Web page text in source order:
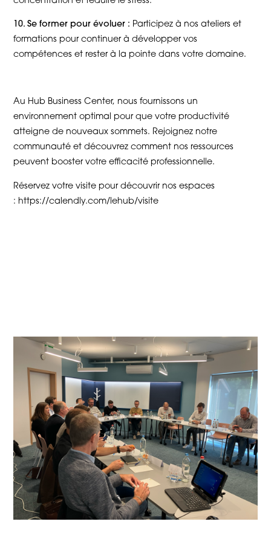
10. Se former pour évoluer : Participez à nos ateliers et
formations pour continuer à développer vos
compétences et rester à la pointe dans votre domaine.
Au Hub Business Center, nous fournissons un
environnement optimal pour que votre productivité
atteigne de nouveaux sommets. Rejoignez notre
communauté et découvrez comment nos ressources
peuvent booster votre efficacité professionnelle.
Réservez votre visite pour découvrir nos espaces
: https://calendly.com/lehub/visite